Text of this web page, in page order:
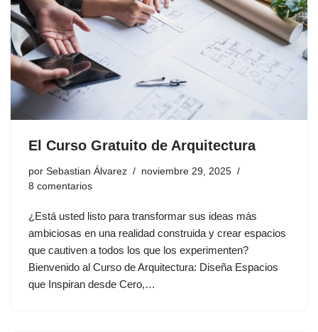
El Curso Gratuito de Arquitectura
por Sebastian Álvarez
noviembre 29, 2025
8 comentarios
¿Está usted listo para transformar sus ideas más
ambiciosas en una realidad construida y crear espacios
que cautiven a todos los que los experimenten?
Bienvenido al Curso de Arquitectura: Diseña Espacios
que Inspiran desde Cero,…